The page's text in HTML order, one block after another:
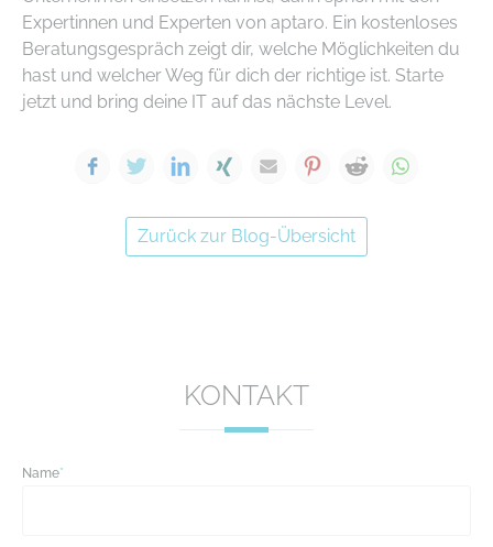
Facebook
Twitter LinkedInXing E-mail PinterestReddit
Expertinnen und Experten von aptaro. Ein kostenloses
Beratungsgespräch zeigt dir, welche Möglichkeiten du
hast und welcher Weg für dich der richtige ist. Starte
jetzt und bring deine IT auf das nächste Level.
Zurück zur Blog-Übersicht
KONTAKT
Name*